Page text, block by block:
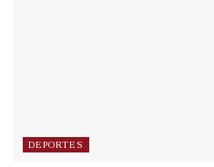
DEPORTES